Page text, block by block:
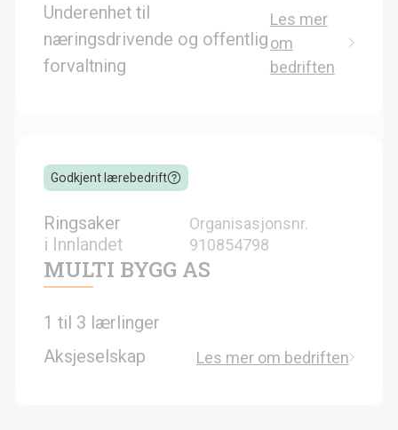
Underenhet til
næringsdrivende og offentlig
forvaltning
Les mer
om
bedriften
Godkjent lærebedrift
Ringsaker
i Innlandet
Organisasjonsnr.
910854798
MULTI BYGG AS
1 til 3 lærlinger
Aksjeselskap
Les mer om bedriften